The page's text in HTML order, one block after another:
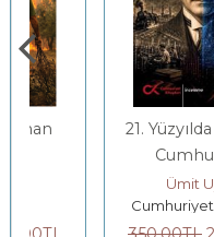
21. Yüzyılda Yeniden
Cumhuriyet
Ümit Uysal
Cumhuriyet Kitapları